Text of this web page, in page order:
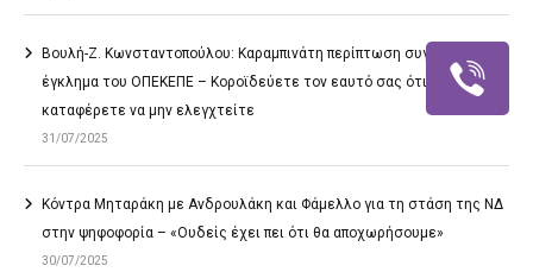
Βουλή-Ζ. Κωνσταντοπούλου: Καραμπινάτη περίπτωση συγκάλυψης το
έγκλημα του ΟΠΕΚΕΠΕ – Κοροϊδεύετε τον εαυτό σας ότι θα
καταφέρετε να μην ελεγχτείτε
31/07/2025
Κόντρα Μηταράκη με Ανδρουλάκη και Φάμελλο για τη στάση της ΝΔ
στην ψηφοφορία – «Ουδείς έχει πει ότι θα αποχωρήσουμε»
30/07/2025